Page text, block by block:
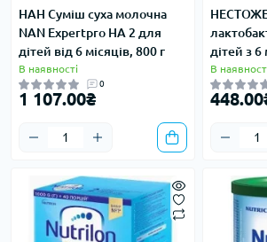
НАН Суміш суха молочна
NAN Expertpro HA 2 для
дітей від 6 місяців, 800 г
В наявності
0
1 107.00₴
дітей з 6
В